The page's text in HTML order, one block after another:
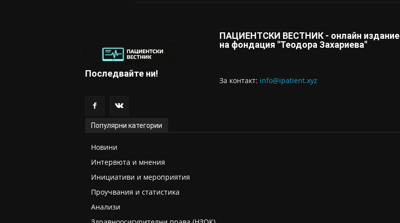
Последвайте ни!
ПАЦИЕНТСКИ ВЕСТНИК - онлайн издание
на фондация "Теодора Захариева"
За контaкт: info@ipatient.xyz
Популярни категории
Новини
Интервюта и мнения
Инициативи и мероприятия
Проучвания и статистика
Анализи